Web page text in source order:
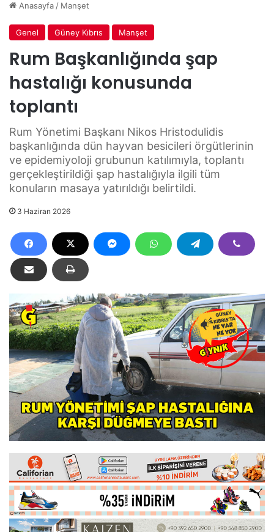
Anasayfa/ Manşet
Genel Güney Kıbrıs Manşet
Rum Başkanlığında şap
hastalığı konusunda
toplantı
Rum Yönetimi Başkanı Nikos Hristodulidis
başkanlığında dün hayvan besicileri örgütlerinin
ve epidemiyoloji grubunun katılımıyla, toplantı
gerçekleştirildiği şap hastalığıyla ilgili tüm
konuların masaya yatırıldığı belirtildi.
3 Haziran 2026